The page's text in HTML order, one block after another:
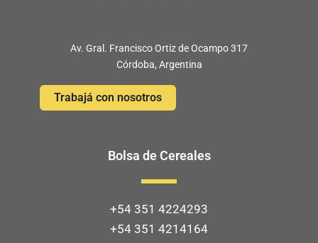
Av. Gral. Francisco Ortiz de Ocampo 317
Córdoba, Argentina
Trabajá con nosotros
Bolsa de Cereales
+54 351 4224293
+54 351 4214164